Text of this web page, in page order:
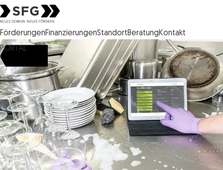
Steirische Wirtschaftsförderungsgesellschaft mbH SFG Logo
FörderungenFinanzierungenStandortBeratungKontakt
PORTAL